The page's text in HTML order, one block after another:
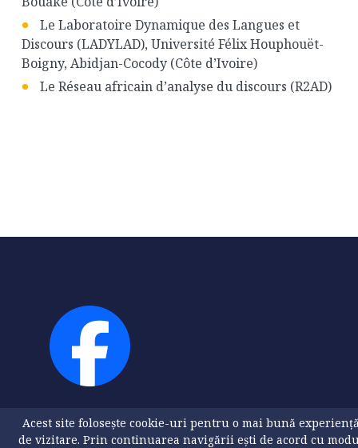
Le Laboratoire Dynamique des Langues et
Discours (LADYLAD), Université Félix Houphouët-
Boigny, Abidjan-Cocody (Côte d’Ivoire)
Le Réseau africain d’analyse du discours (R2AD)
Acest site folosește cookie-uri pentru o mai bună
de vizitare. Prin continuarea navigării ești de acord cu